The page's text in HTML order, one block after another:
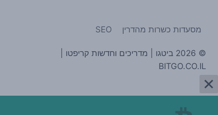
מסעדות כשרות מהדרין SEO
© 2026 ביטגו | מדריכים וחדשות קריפטו |
BITGO.CO.IL